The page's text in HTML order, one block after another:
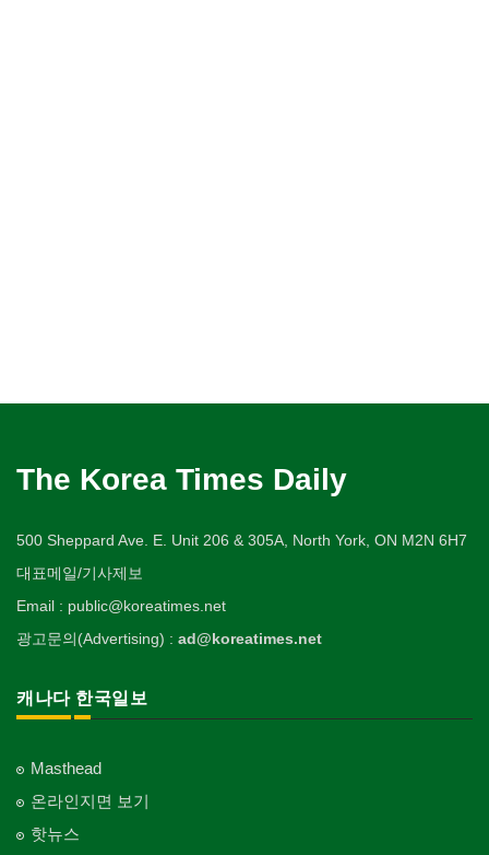
The Korea Times Daily
500 Sheppard Ave. E. Unit 206 & 305A, North York, ON M2N 6H7
대표메일/기사제보
Email : public@koreatimes.net
광고문의(Advertising) : ad@koreatimes.net
캐나다 한국일보
Masthead
온라인지면 보기
핫뉴스